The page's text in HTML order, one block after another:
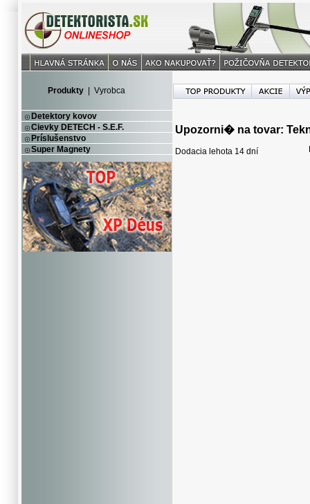
Produkty Vyrobca
Detektory kovov
Cievky DETECH - S.E.F.
Príslušenstvo
Super Magnety
Upozorni� na tovar:
Dodacia lehota 14 dní